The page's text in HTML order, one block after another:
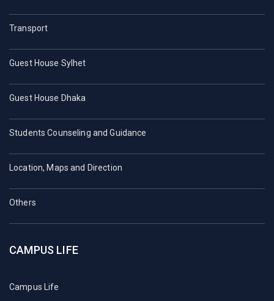
Transport
Guest House Sylhet
Guest House Dhaka
Students Counseling and Guidance
Location, Maps and Direction
Others
CAMPUS LIFE
Campus Life